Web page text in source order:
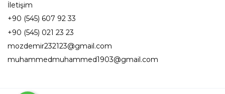
İletişim
+90 (545) 607 92 33
+90 (545) 021 23 23
mozdemir232123@gmail.com
muhammedmuhammed1903@gmail.com